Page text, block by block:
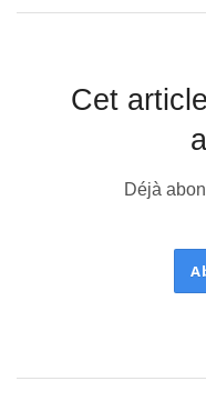
Cet
Déjà